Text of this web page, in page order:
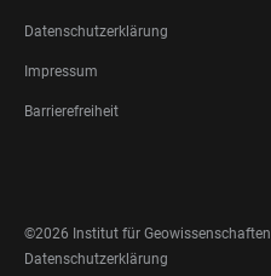
FOOTER
LEGAL
Datenschutzerklärung
Impressum
Barrierefreiheit
MEDIA
©2026 Institut für Geowissenschaften
FOOTER
Datenschutzerklärung